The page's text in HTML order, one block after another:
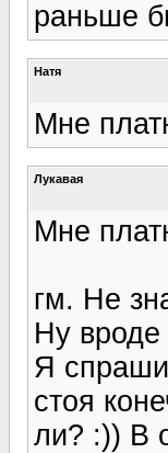
раньше
Натя
Мне
Лукавая
Мне
гм. Не
Ну вроде
Я
стоя
ли? :)) В